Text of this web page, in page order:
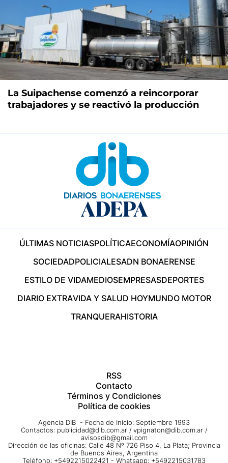
La Suipachense comenzó a reincorporar
trabajadores y se reactivó la producción
ÚLTIMAS NOTICIASPOLÍTICAECONOMÍAOPINIÓN
SOCIEDADPOLICIALESADN BONAERENSE
ESTILO DE VIDAMEDIOSEMPRESASDEPORTES
DIARIO EXTRAVIDA Y SALUD HOYMUNDO MOTOR
TRANQUERAHISTORIA
RSS
Contacto
Términos y Condiciones
Política de cookies
Agencia DIB - Fecha de Inicio: Septiembre 1993
Contactos: publicidad@dib.com.ar / vpignaton@dib.com.ar /
avisosdib@gmail.com
Dirección de las oficinas: Calle 48 Nº 726 Piso 4, La Plata; Provincia
de Buenos Aires, Argentina
Teléfono: +5492215022421 - Whatsapp: +5492215031783